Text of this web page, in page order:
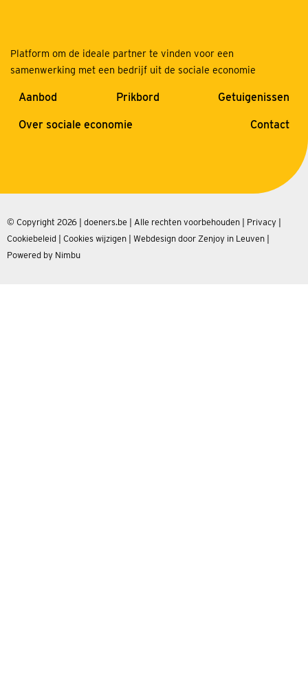
Platform om de ideale partner te vinden voor een
samenwerking met een bedrijf uit de sociale economie
Aanbod Prikbord Getuigenissen
Over sociale economie Contact
© Copyright 2026 | doeners.be | Alle rechten voorbehouden | Privacy
Cookiebeleid
Cookies wijzigen Webdesign door Zenjoy in Leuven
Powered by Nimbu